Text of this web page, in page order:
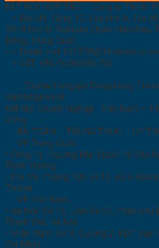
KẾT NỐI HỢP TÁC – Công ty TNHH
--> Địa chỉ: Tầng 10, Tòa nhà A, Tòa
9018 Đại lộ Beihuan, Quận Nanshan,
Đông, Trung Quốc.
--> Email:
--> Sđt: +8675586686756
Zhuhai Hengqin Dingsheng
Vietrunginvest
Kết Nối Doanh Nghiệp : Việt Nam –
Vững
AN TOÀN – TRUNG THỰC – UY
VP Trung Quốc :
• Công Ty Thương Mại Quốc Tế Chu
Thịnh Vượng
• Địa chỉ: Phòng 105 5513, số 6
Zhuhai
VP Việt Nam :
• Hà Nội: Số 12, Liền kề 04, Phân khu
Thanh Oai, Hà Nội
• Miền Nam: Số 9, Đường 2, KĐT Vạn
Chí Minh